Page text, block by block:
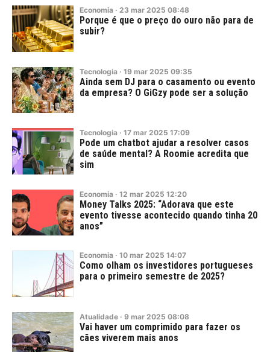
Economia · 23 mar 2025 08:48
Porque é que o preço do ouro não para de
subir?
Tecnologia · 19 mar 2025 09:35
Ainda sem DJ para o casamento ou evento
da empresa? O GiGzy pode ser a solução
Tecnologia · 17 mar 2025 17:09
Pode um chatbot ajudar a resolver casos
de saúde mental? A Roomie acredita que
sim
Economia · 12 mar 2025 12:20
Money Talks 2025: “Adorava que este
evento tivesse acontecido quando tinha 20
anos”
Economia · 10 mar 2025 14:07
Como olham os investidores portugueses
para o primeiro semestre de 2025?
Atualidade · 9 mar 2025 08:08
Vai haver um comprimido para fazer os
cães viverem mais anos